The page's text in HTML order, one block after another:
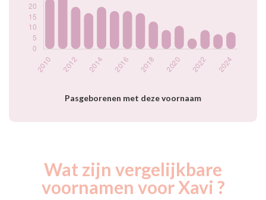
Pasgeborenen met deze voornaam
Popularité du
2021
2022
2023
Wat zijn vergelijkbare
voornamen voor Xavi ?